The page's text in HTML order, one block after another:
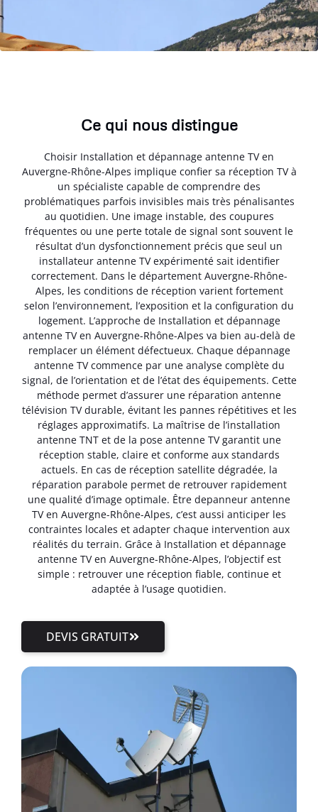
Ce qui nous distingue
Choisir Installation et dépannage antenne TV en
Auvergne-Rhône-Alpes implique confier sa réception TV à
un spécialiste capable de comprendre des
problématiques parfois invisibles mais très pénalisantes
au quotidien. Une image instable, des coupures
fréquentes ou une perte totale de signal sont souvent le
résultat d’un dysfonctionnement précis que seul un
installateur antenne TV expérimenté sait identifier
correctement. Dans le département Auvergne-Rhône-
Alpes, les conditions de réception varient fortement
selon l’environnement, l’exposition et la configuration du
logement. L’approche de Installation et dépannage
antenne TV en Auvergne-Rhône-Alpes va bien au-delà de
remplacer un élément défectueux. Chaque dépannage
antenne TV commence par une analyse complète du
signal, de l’orientation et de l’état des équipements. Cette
méthode permet d’assurer une réparation antenne
télévision TV durable, évitant les pannes répétitives et les
réglages approximatifs. La maîtrise de l’installation
antenne TNT et de la pose antenne TV garantit une
réception stable, claire et conforme aux standards
actuels. En cas de réception satellite dégradée, la
réparation parabole permet de retrouver rapidement
une qualité d’image optimale. Être depanneur antenne
TV en Auvergne-Rhône-Alpes, c’est aussi anticiper les
contraintes locales et adapter chaque intervention aux
réalités du terrain. Grâce à Installation et dépannage
antenne TV en Auvergne-Rhône-Alpes, l’objectif est
simple : retrouver une réception fiable, continue et
adaptée à l’usage quotidien.
DEVIS GRATUIT